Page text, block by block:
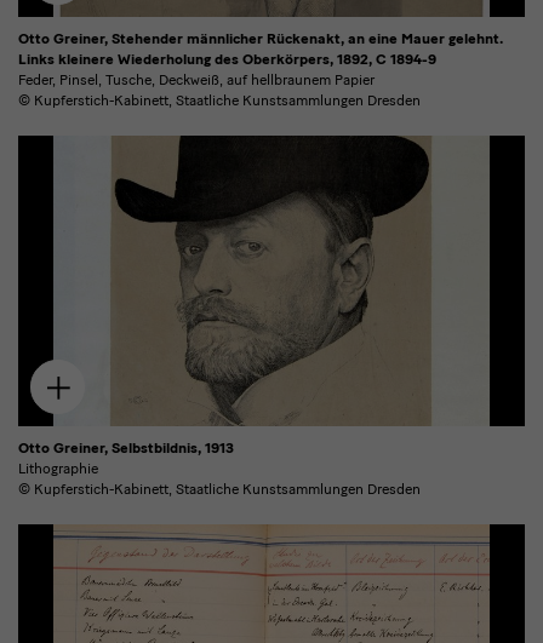
Download
hinzufügen
Otto Greiner, Stehender männlicher Rückenakt, an eine Mauer gelehnt.
Links kleinere Wiederholung des Oberkörpers, 1892, C 1894-9
Feder, Pinsel, Tusche, Deckweiß, auf hellbraunem Papier
© Kupferstich-Kabinett, Staatliche Kunstsammlungen Dresden
Zum
Download
hinzufügen
Otto Greiner, Selbstbildnis, 1913
Lithographie
© Kupferstich-Kabinett, Staatliche Kunstsammlungen Dresden